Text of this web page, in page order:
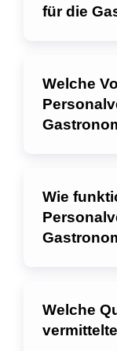
für die
Welche
Wie
Welche